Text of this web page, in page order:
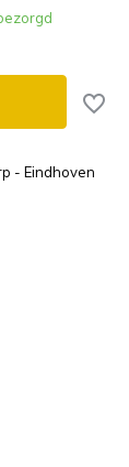
- Eindhoven